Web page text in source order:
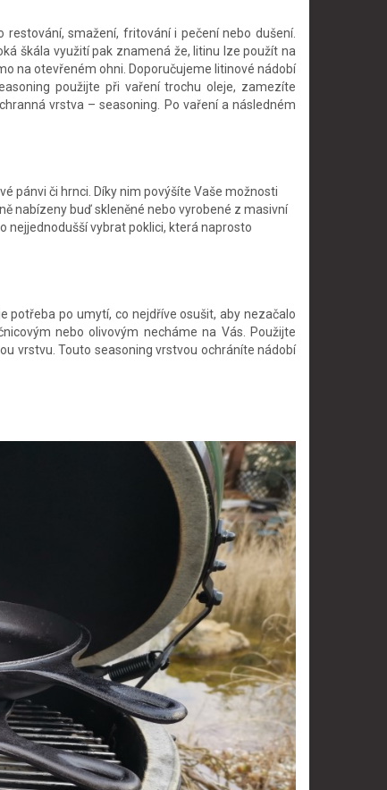
smažení, fritování i pečení nebo dušení.
škála využití pak znamená že, litinu lze použít na
na otevřeném ohni. Doporučujeme litinové nádobí
použijte při vaření trochu oleje, zamezíte
vrstva – seasoning. Po vaření a následném
pánvi či hrnci. Díky nim povýšíte Vaše možnosti
nabízeny buď skleněné nebo vyrobené z masivní
nejjednodušší vybrat poklici, která naprosto
potřeba po umytí, co nejdříve osušit, aby nezačalo
nebo olivovým necháme na Vás. Použijte
vrstvu. Touto seasoning vrstvou ochráníte nádobí